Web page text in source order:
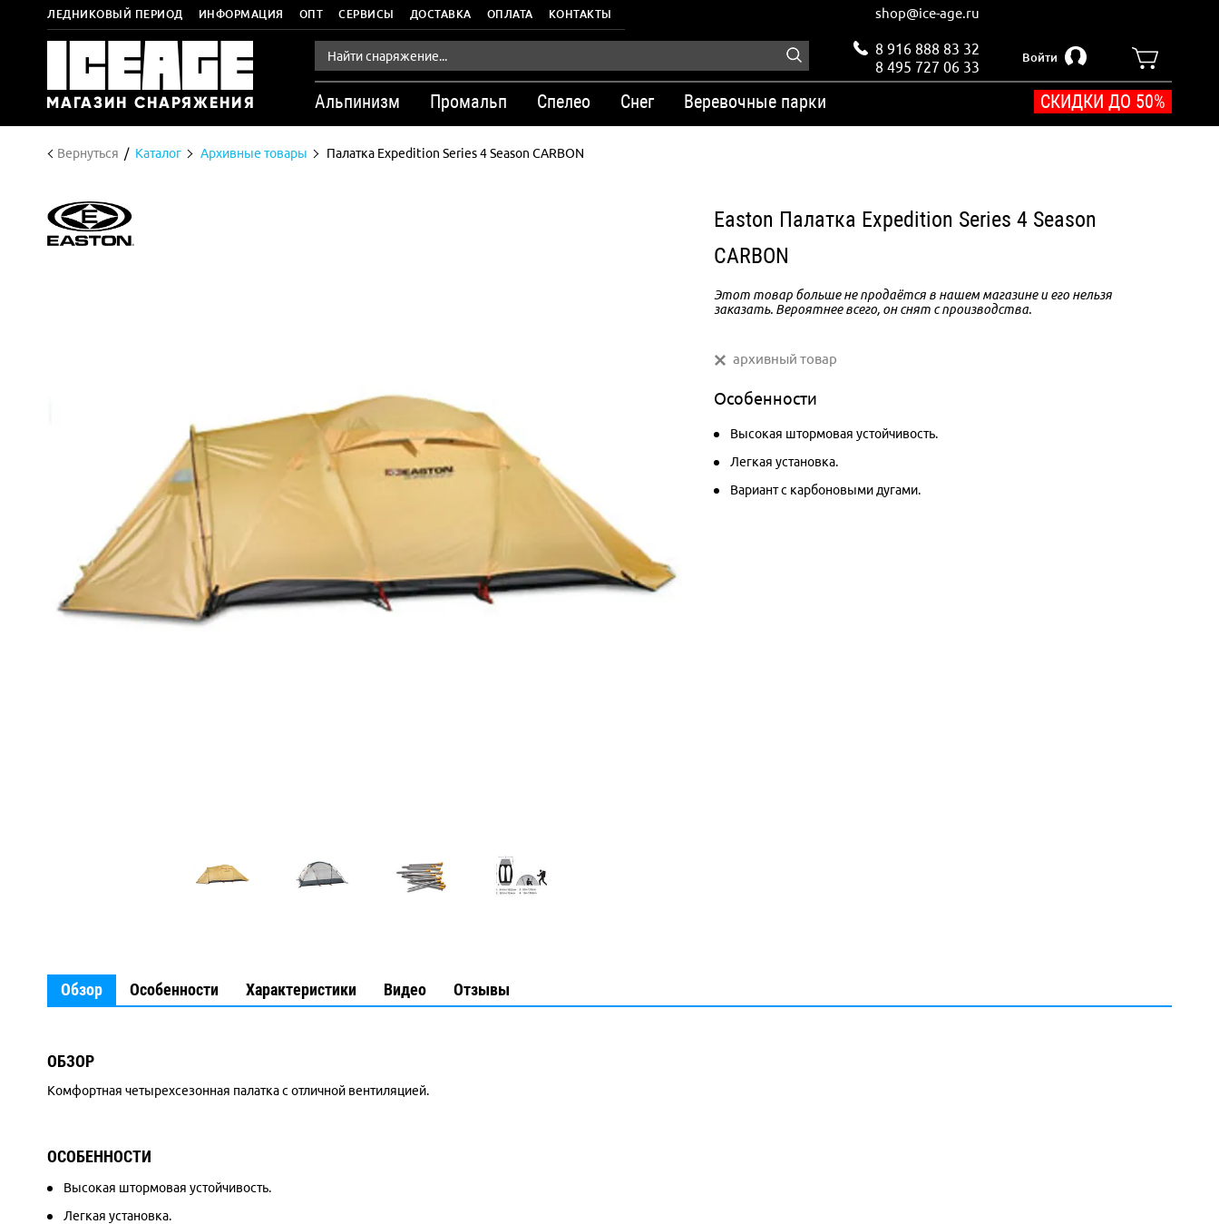
ЛЕДНИКОВЫЙ ПЕРИОД ИНФОРМАЦИЯ ОПТ СЕРВИСЫ ДОСТАВКА ОПЛАТА КОНТАКТЫ shop@ice-age.ru
8 916 888 83 32
8 495 727 06 33
Войти
Альпинизм Промальп Спелео Снег Веревочные парки СКИДКИ ДО 50%
Вернуться Каталог Архивные товары Палатка Expedition Series 4 Season CARBON
Easton Палатка Expedition Series 4 Season
CARBON
Этот товар больше не продаётся в нашем магазине и его нельзя
заказать. Вероятнее всего, он снят с производства.
архивный товар
Особенности
Высокая штормовая устойчивость.
Легкая установка.
Вариант с карбоновыми дугами.
Обзор Особенности Характеристики Видео Отзывы
ОБЗОР
Комфортная четырехсезонная палатка с отличной вентиляцией.
ОСОБЕННОСТИ
Высокая штормовая устойчивость.
Легкая установка.